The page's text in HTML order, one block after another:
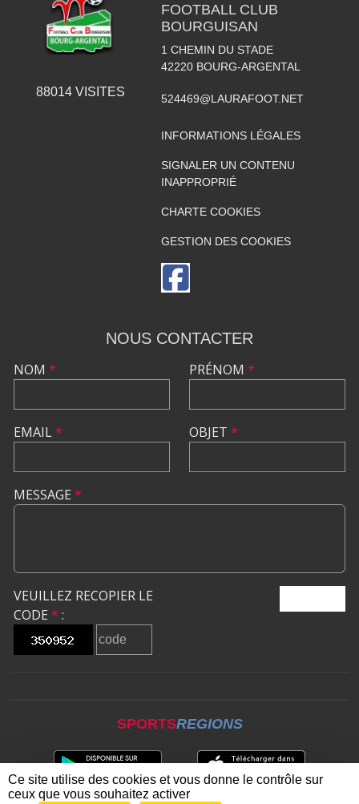
88014VISITES
FOOTBALL CLUB
BOURGUISAN
1 CHEMIN DU STADE
42220 BOURG-ARGENTAL
524469@LAURAFOOT.NET
INFORMATIONS LÉGALES
SIGNALER UN CONTENU
INAPPROPRIÉ
CHARTE COOKIES
GESTION DES COOKIES
NOUS CONTACTER
NOM *
EMAIL*
PRÉNOM *
OBJET *
MESSAGE *
VEUILLEZ RECOPIER LE
CODE * :
SPORTSREGIONS
Ce site utilise des cookies et vous donne le contrôle sur
ceux que vous souhaitez activer